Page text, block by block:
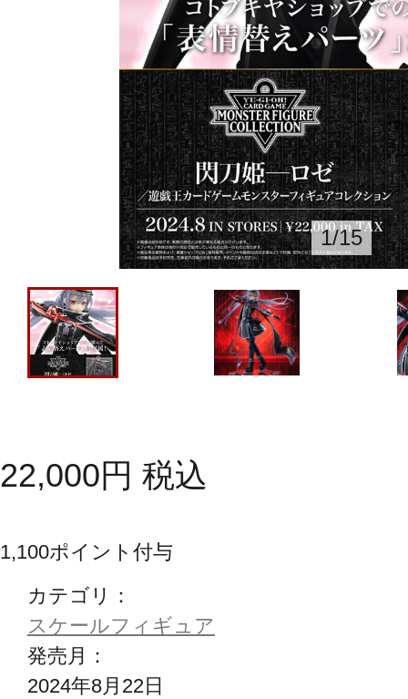
1/15
22,000円 税込
1,100ポイント付与
カテゴリ：
スケールフィギュア
発売月：
2024年8月22日